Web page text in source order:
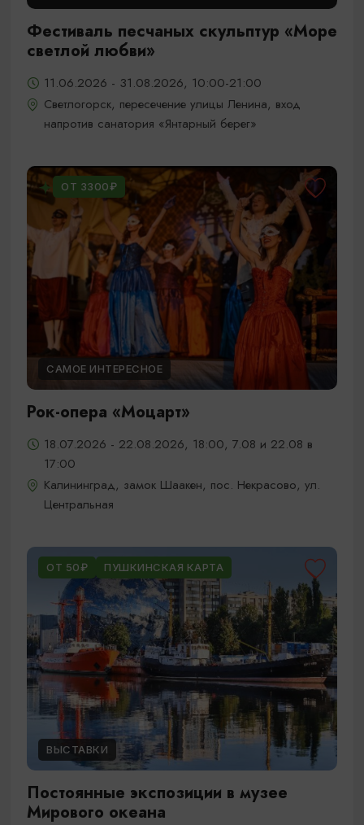
Фестиваль песчаных скульптур «Море
светлой любви»
11.06.2026 - 31.08.2026, 10:00-21:00
Светлогорск, пересечение улицы Ленина, вход
напротив санатория «Янтарный берег»
ОТ 3300₽
САМОЕ ИНТЕРЕСНОЕ
Рок-опера «Моцарт»
18.07.2026 - 22.08.2026, 18:00, 7.08 и 22.08 в
17:00
Калининград, замок Шаакен, пос. Некрасово, ул.
Центральная
ОТ 50₽ ПУШКИНСКАЯ КАРТА
ВЫСТАВКИ
Постоянные экспозиции в музее
Мирового океана